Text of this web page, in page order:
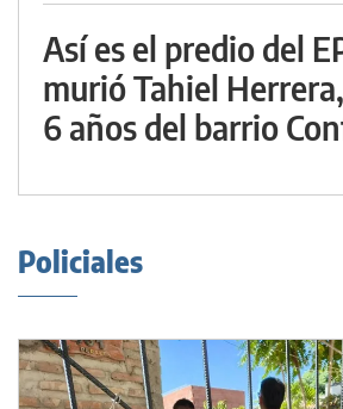
Así es el predio del
murió Tahiel
6 años del barrio
Policiales